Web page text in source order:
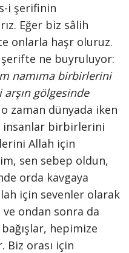
i şerifinin
Eğer biz sâlih
onlarla haşr oluruz.
ne buyruluyor:
namıma birbirlerini
arşın gölgesinde
zaman dünyada iken
insanlar birbirlerini
Allah için
sen sebep oldun,
orda kavgaya
için sevenler olarak
ondan sonra da
hepimize
Biz orası için